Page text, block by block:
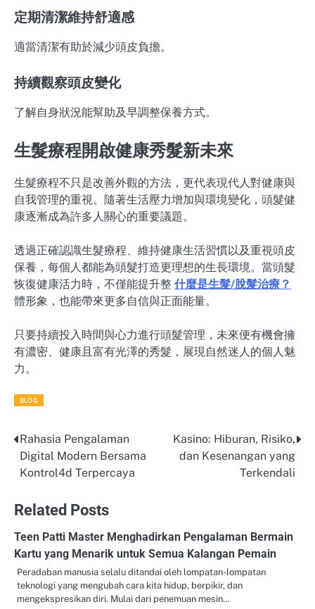
定期清潔維持舒適感
適當清潔有助於減少頭皮負擔。
持續觀察頭皮變化
了解自身狀況能幫助及早調整保養方式。
生髮療程開啟健康秀髮新未來
生髮療程不只是改善外觀的方法，更代表現代人對健康與
自我管理的重視。隨著生活壓力增加與環境變化，頭髮健
康逐漸成為許多人關心的重要議題。
透過正確認識生髮療程、維持健康生活習慣以及重視頭皮
保養，每個人都能為頭髮打造更理想的生長環境。當頭髮
恢復健康活力時，不僅能提升整 什麼是生髮/脫髮治療？
體形象，也能帶來更多自信與正面能量。
只要持續投入時間與心力進行頭髮管理，未來便有機會擁
有濃密、健康且富有光澤的秀髮，展現自然迷人的個人魅
力。
BLOG
Post
navigation
Rahasia Pengalaman
Digital Modern Bersama
Kontrol4d Terpercaya
Kasino: Hiburan, Risiko,
dan Kesenangan yang
Terkendali
Related Posts
Teen Patti Master Menghadirkan Pengalaman Bermain
Kartu yang Menarik untuk Semua Kalangan Pemain
Peradaban manusia selalu ditandai oleh lompatan-lompatan
teknologi yang mengubah cara kita hidup, berpikir, dan
mengekspresikan diri. Mulai dari penemuan mesin…